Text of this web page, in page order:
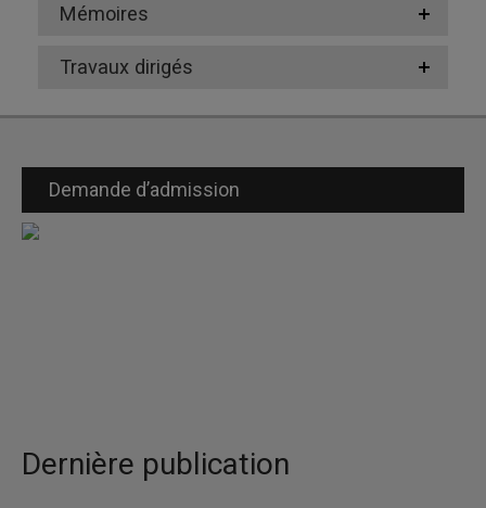
Mémoires
Travaux dirigés
Demande d’admission
Dernière publication